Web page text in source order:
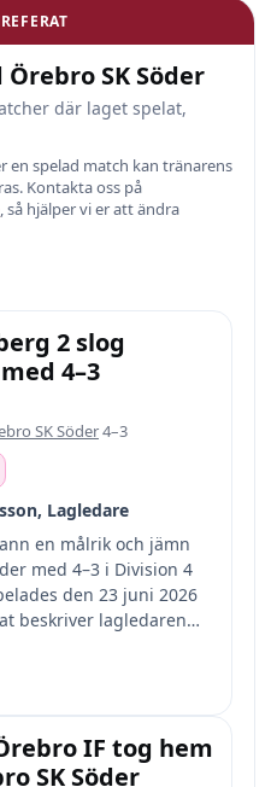
SK Söder
där laget spelat,
en spelad match kan tränarens
Kontakta oss på
, så hjälper vi er att ändra
2 slog
4–3
SK Söder4–3
Lagledare
en målrik och jämn
med 4–3 i Division 4
den 23 juni 2026
beskriver lagledaren…
IF tog hem
SK Söder